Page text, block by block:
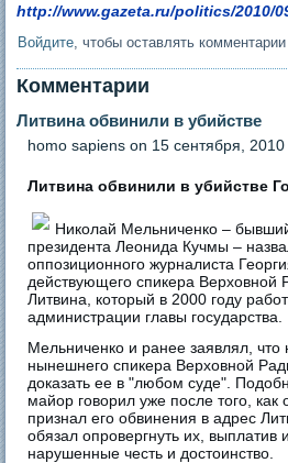
http://www.gazeta.ru/politics/2010/
Войдите , чтобы оставлять комментарии
Комментарии
Литвина обвинили в убийстве
homo sapiens on 15 сентября,
Литвина обвинили в убийстве
Николай Мельниченко –
президента Леонида Кучмы –
оппозиционного журналиста
действующего спикера
Литвина, который в 2000 году
администрации главы государства.
Мельниченко и ранее заявлял, что
нынешнего спикера Верховной
доказать ее в "любом суде".
майор говорил уже после того, как
признал его обвинения в адрес
обязал опровергнуть их, выплатив
нарушенные честь и достоинство.